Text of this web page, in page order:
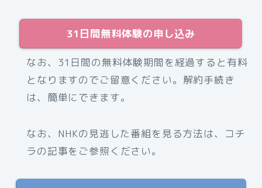
31日間無料体験の申し込み
なお、31日間の無料体験期間を経過すると有料
となりますのでご留意ください。解約手続き
は、簡単にできます。
なお、NHKの見逃した番組を見る方法は、コチ
ラの記事をご参照ください。